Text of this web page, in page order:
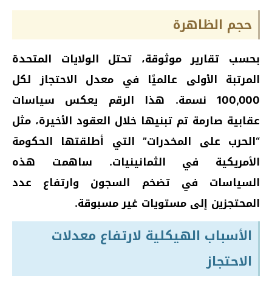
حجم الظاهرة
بحسب تقارير موثوقة، تحتل الولايات المتحدة
المرتبة الأولى عالميًا في معدل الاحتجاز لكل
100,000 نسمة. هذا الرقم يعكس سياسات
عقابية صارمة تم تبنيها خلال العقود الأخيرة، مثل
“الحرب على المخدرات” التي أطلقتها الحكومة
الأمريكية في الثمانينيات. ساهمت هذه
السياسات في تضخم السجون وارتفاع عدد
المحتجزين إلى مستويات غير مسبوقة.
الأسباب الهيكلية لارتفاع معدلات
الاحتجاز